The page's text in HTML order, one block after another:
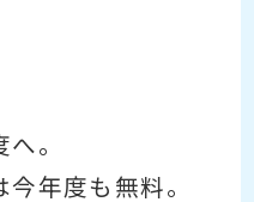
。
年度も無料。